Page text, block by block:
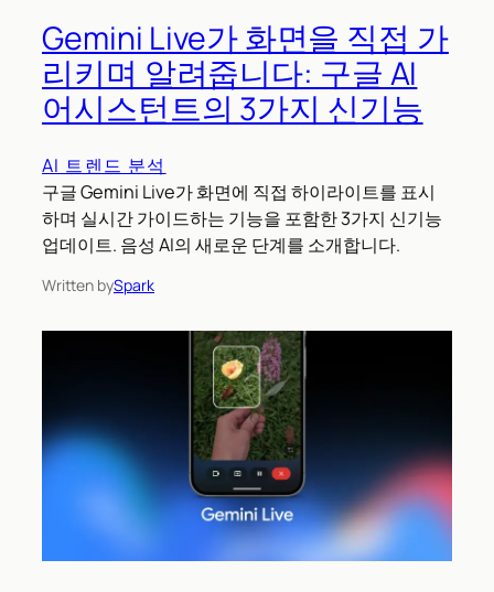
Gemini Live가 화면을 직접 가
리키며 알려줍니다: 구글 AI
어시스턴트의 3가지 신기능
AI 트렌드 분석
구글 Gemini Live가 화면에 직접 하이라이트를 표시
하며 실시간 가이드하는 기능을 포함한 3가지 신기능
업데이트. 음성 AI의 새로운 단계를 소개합니다.
Written bySpark